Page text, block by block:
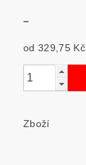
–
od 329,75 Kč
Zboží